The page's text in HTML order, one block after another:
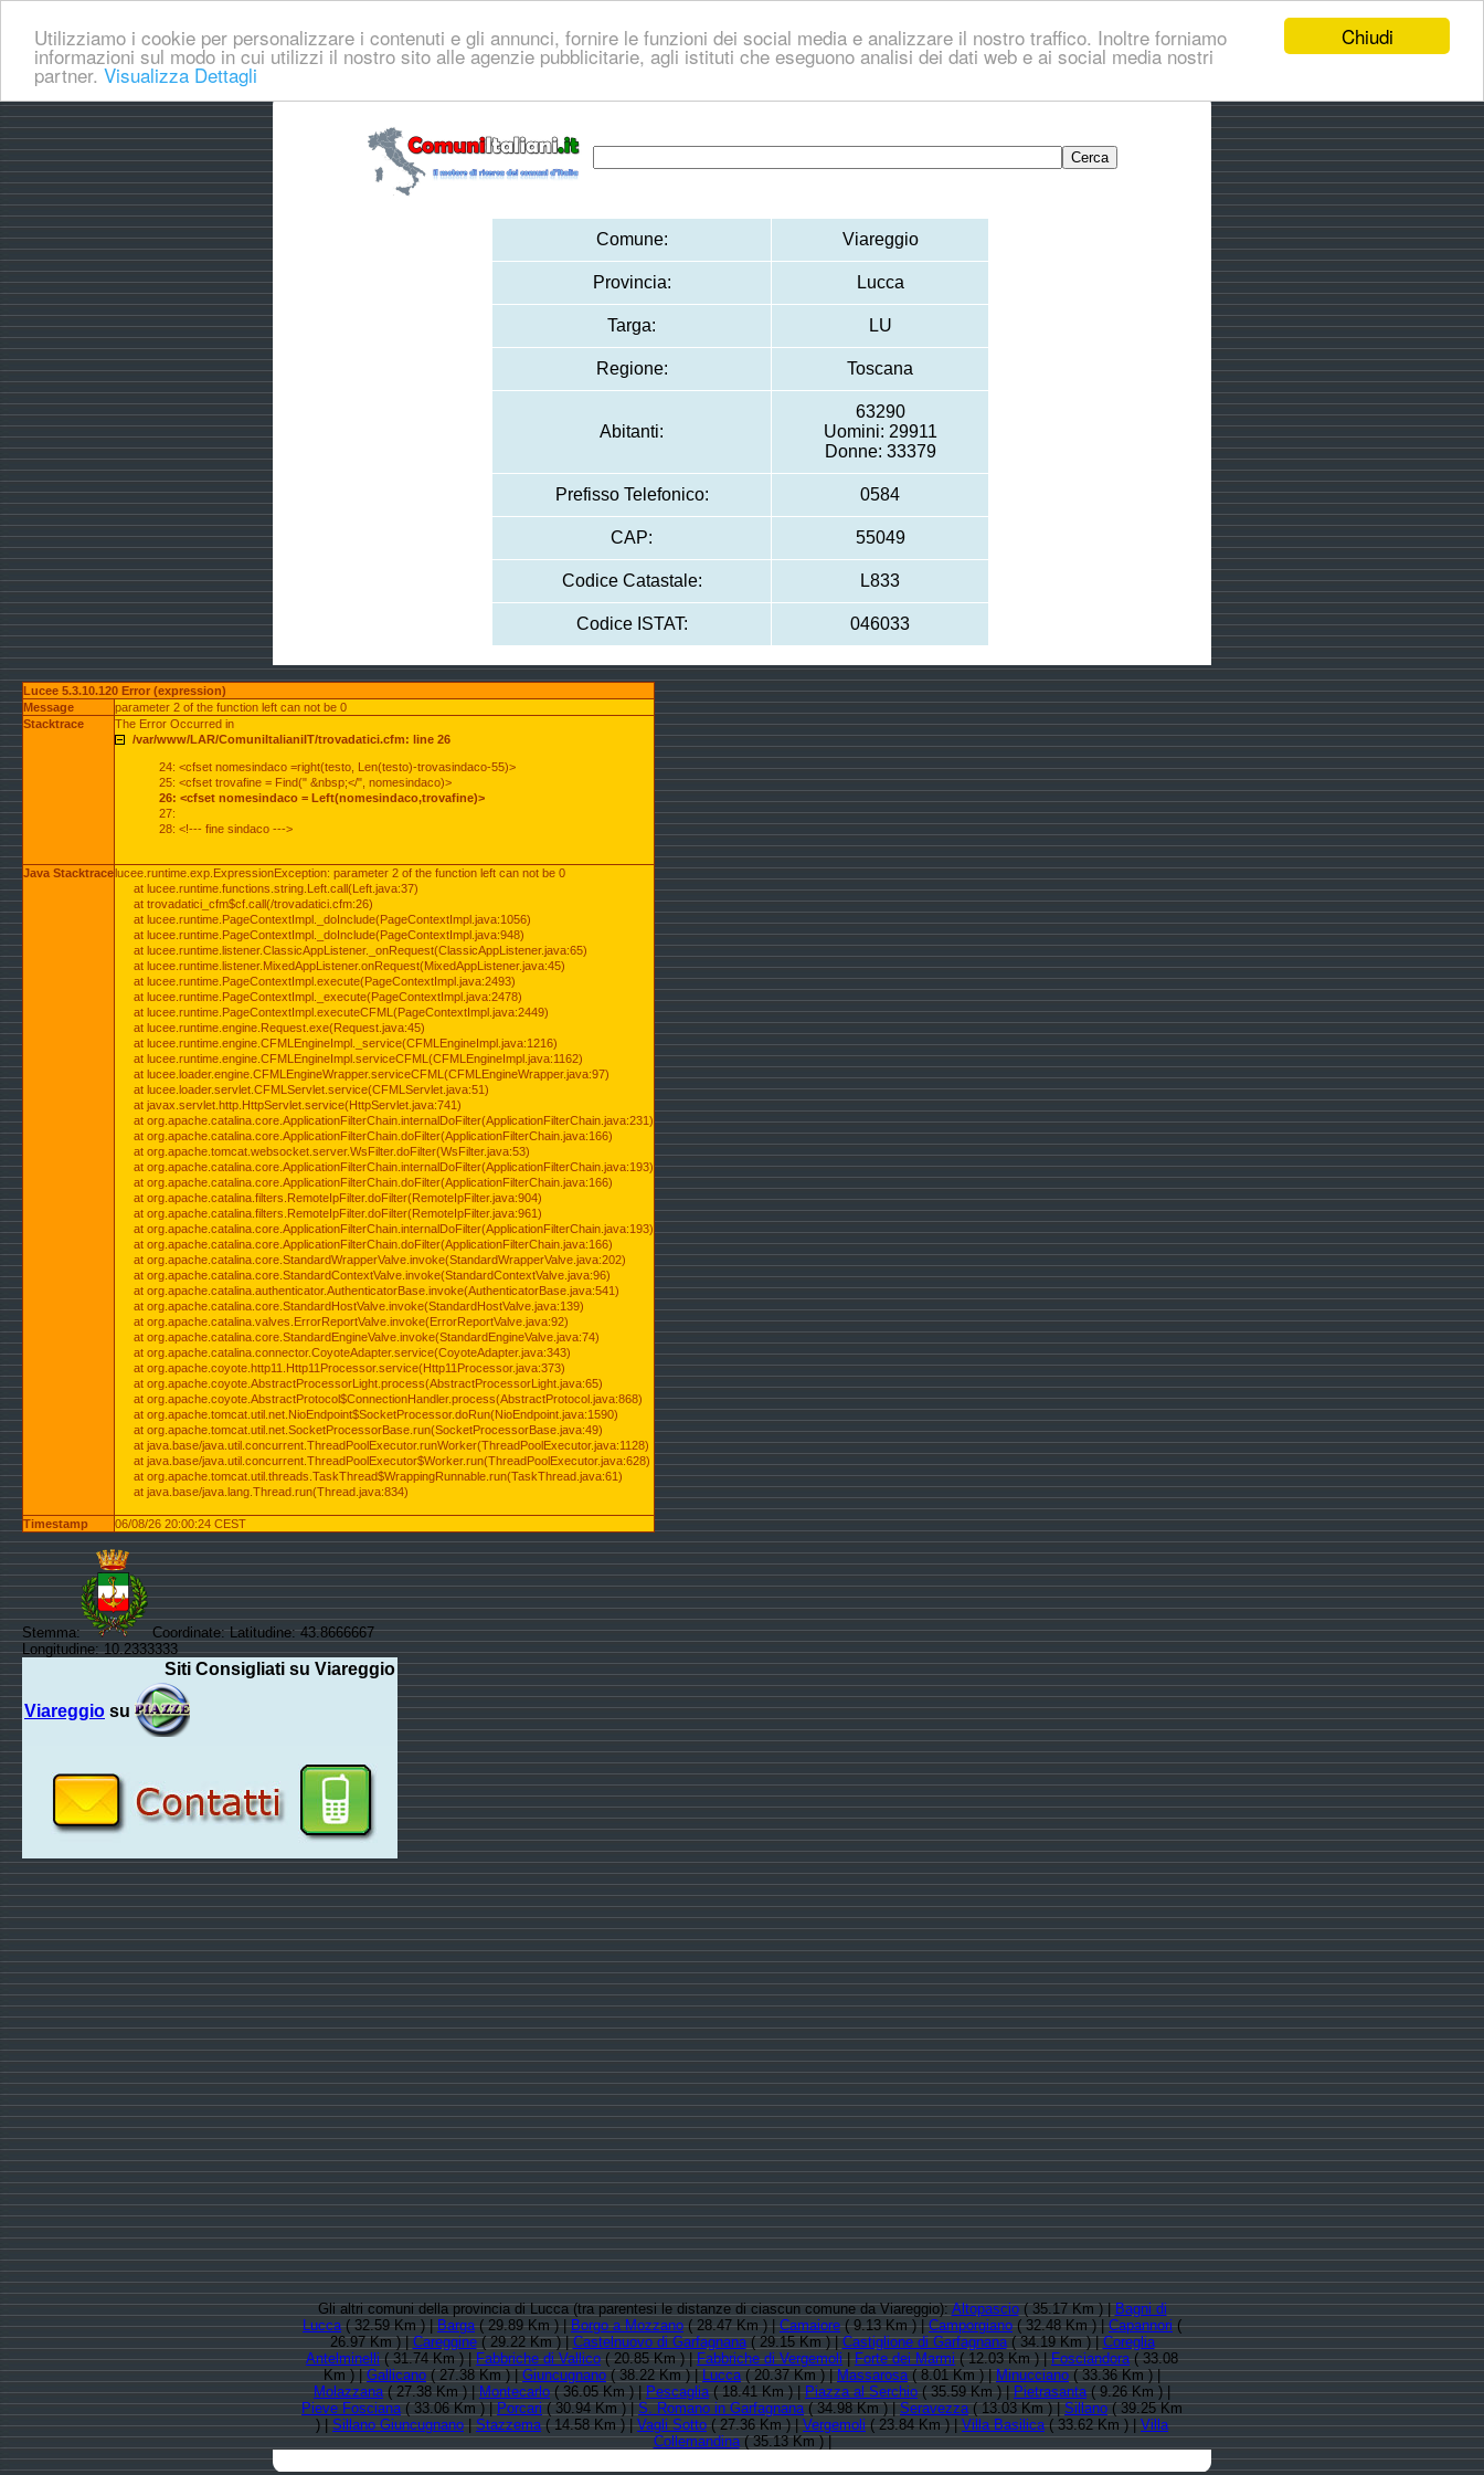
Chiudi
Utilizziamo i cookie per personalizzare i contenuti e gli annunci, fornire le funzioni dei social media e analizzare il nostro traffico. Inoltre forniamo
informazioni sul modo in cui utilizzi il nostro sito alle agenzie pubblicitarie, agli istituti che eseguono analisi dei dati web e ai social media nostri
partner. Visualizza Dettagli
Comune: Viareggio
Provincia: Lucca
Targa: LU
Regione: Toscana
Abitanti:
63290
Uomini: 29911
Donne: 33379
Prefisso Telefonico: 0584
CAP: 55049
Codice Catastale: L833
Codice ISTAT: 046033
Lucee 5.3.10.120 Error (expression)
Message
parameter 2 of the function left can not be 0
Stacktrace
The Error Occurred in
/var/www/LAR/ComuniItalianiIT/trovadatici.cfm: line 26
24: <cfset nomesindaco =right(testo, Len(testo)-trovasindaco-55)>
25: <cfset trovafine = Find(" &nbsp;</", nomesindaco)>
26: <cfset nomesindaco = Left(nomesindaco,trovafine)>
27:
28: <!--- fine sindaco --->
Java Stacktracelucee.runtime.exp.ExpressionException: parameter 2 of the function left can not be 0
at lucee.runtime.functions.string.Left.call(Left.java:37)
at trovadatici_cfm$cf.call(/trovadatici.cfm:26)
at lucee.runtime.PageContextImpl._doInclude(PageContextImpl.java:1056)
at lucee.runtime.PageContextImpl._doInclude(PageContextImpl.java:948)
at lucee.runtime.listener.ClassicAppListener._onRequest(ClassicAppListener.java:65)
at lucee.runtime.listener.MixedAppListener.onRequest(MixedAppListener.java:45)
at lucee.runtime.PageContextImpl.execute(PageContextImpl.java:2493)
at lucee.runtime.PageContextImpl._execute(PageContextImpl.java:2478)
at lucee.runtime.PageContextImpl.executeCFML(PageContextImpl.java:2449)
at lucee.runtime.engine.Request.exe(Request.java:45)
at lucee.runtime.engine.CFMLEngineImpl._service(CFMLEngineImpl.java:1216)
at lucee.runtime.engine.CFMLEngineImpl.serviceCFML(CFMLEngineImpl.java:1162)
at lucee.loader.engine.CFMLEngineWrapper.serviceCFML(CFMLEngineWrapper.java:97)
at lucee.loader.servlet.CFMLServlet.service(CFMLServlet.java:51)
at javax.servlet.http.HttpServlet.service(HttpServlet.java:741)
at org.apache.catalina.core.ApplicationFilterChain.internalDoFilter(ApplicationFilterChain.java:231)
at org.apache.catalina.core.ApplicationFilterChain.doFilter(ApplicationFilterChain.java:166)
at org.apache.tomcat.websocket.server.WsFilter.doFilter(WsFilter.java:53)
at org.apache.catalina.core.ApplicationFilterChain.internalDoFilter(ApplicationFilterChain.java:193)
at org.apache.catalina.core.ApplicationFilterChain.doFilter(ApplicationFilterChain.java:166)
at org.apache.catalina.filters.RemoteIpFilter.doFilter(RemoteIpFilter.java:904)
at org.apache.catalina.filters.RemoteIpFilter.doFilter(RemoteIpFilter.java:961)
at org.apache.catalina.core.ApplicationFilterChain.internalDoFilter(ApplicationFilterChain.java:193)
at org.apache.catalina.core.ApplicationFilterChain.doFilter(ApplicationFilterChain.java:166)
at org.apache.catalina.core.StandardWrapperValve.invoke(StandardWrapperValve.java:202)
at org.apache.catalina.core.StandardContextValve.invoke(StandardContextValve.java:96)
at org.apache.catalina.authenticator.AuthenticatorBase.invoke(AuthenticatorBase.java:541)
at org.apache.catalina.core.StandardHostValve.invoke(StandardHostValve.java:139)
at org.apache.catalina.valves.ErrorReportValve.invoke(ErrorReportValve.java:92)
at org.apache.catalina.core.StandardEngineValve.invoke(StandardEngineValve.java:74)
at org.apache.catalina.connector.CoyoteAdapter.service(CoyoteAdapter.java:343)
at org.apache.coyote.http11.Http11Processor.service(Http11Processor.java:373)
at org.apache.coyote.AbstractProcessorLight.process(AbstractProcessorLight.java:65)
at org.apache.coyote.AbstractProtocol$ConnectionHandler.process(AbstractProtocol.java:868)
at org.apache.tomcat.util.net.NioEndpoint$SocketProcessor.doRun(NioEndpoint.java:1590)
at org.apache.tomcat.util.net.SocketProcessorBase.run(SocketProcessorBase.java:49)
at java.base/java.util.concurrent.ThreadPoolExecutor.runWorker(ThreadPoolExecutor.java:1128)
at java.base/java.util.concurrent.ThreadPoolExecutor$Worker.run(ThreadPoolExecutor.java:628)
at org.apache.tomcat.util.threads.TaskThread$WrappingRunnable.run(TaskThread.java:61)
at java.base/java.lang.Thread.run(Thread.java:834)
Timestamp 06/08/26 20:00:24 CEST
Stemma:
Coordinate: Latitudine: 43.8666667
Longitudine: 10.2333333
Siti Consigliati su Viareggio
Viareggio su
Gli altri comuni della provincia di Lucca (tra parentesi le distanze di ciascun comune da Viareggio):Altopascio( 35.17 Km ) |Bagni di
Lucca( 32.59 Km ) |Barga( 29.89 Km ) |Borgo a Mozzano( 28.47 Km ) |Camaiore( 9.13 Km ) |Camporgiano( 32.48 Km ) |Capannori(
26.97 Km ) |Careggine( 29.22 Km ) |Castelnuovo di Garfagnana( 29.15 Km ) |Castiglione di Garfagnana( 34.19 Km ) |Coreglia
Antelminelli( 31.74 Km ) |Fabbriche di Vallico( 20.85 Km ) |Fabbriche di Vergemoli|Forte dei Marmi( 12.03 Km ) |Fosciandora( 33.08
Km ) |Gallicano( 27.38 Km ) |Giuncugnano( 38.22 Km ) |Lucca( 20.37 Km ) |Massarosa( 8.01 Km ) |Minucciano( 33.36 Km ) |
Molazzana( 27.38 Km ) |Montecarlo( 36.05 Km ) |Pescaglia( 18.41 Km ) |Piazza al Serchio( 35.59 Km ) |Pietrasanta( 9.26 Km ) |
Pieve Fosciana( 33.06 Km ) |Porcari( 30.94 Km ) |S. Romano in Garfagnana( 34.98 Km ) |Seravezza( 13.03 Km ) |Sillano( 39.25 Km
) |Sillano Giuncugnano|Stazzema( 14.58 Km ) |Vagli Sotto( 27.36 Km ) |Vergemoli( 23.84 Km ) |Villa Basilica( 33.62 Km ) |Villa
Collemandina( 35.13 Km ) |